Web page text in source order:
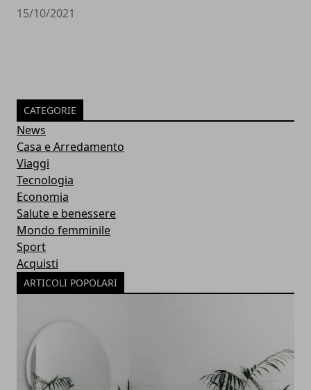
15/10/2021
CATEGORIE
News
Casa e Arredamento
Viaggi
Tecnologia
Economia
Salute e benessere
Mondo femminile
Sport
Acquisti
ARTICOLI POPOLARI